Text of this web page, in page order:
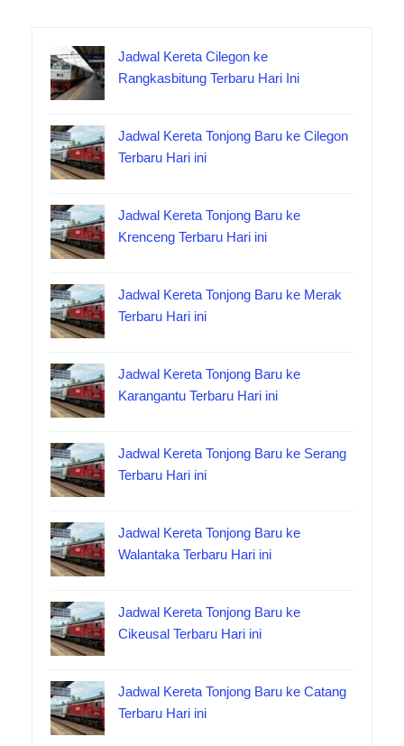
Jadwal Kereta Cilegon ke
Rangkasbitung Terbaru Hari Ini
Jadwal Kereta Tonjong Baru ke Cilegon
Terbaru Hari ini
Jadwal Kereta Tonjong Baru ke
Krenceng Terbaru Hari ini
Jadwal Kereta Tonjong Baru ke Merak
Terbaru Hari ini
Jadwal Kereta Tonjong Baru ke
Karangantu Terbaru Hari ini
Jadwal Kereta Tonjong Baru ke Serang
Terbaru Hari ini
Jadwal Kereta Tonjong Baru ke
Walantaka Terbaru Hari ini
Jadwal Kereta Tonjong Baru ke
Cikeusal Terbaru Hari ini
Jadwal Kereta Tonjong Baru ke Catang
Terbaru Hari ini